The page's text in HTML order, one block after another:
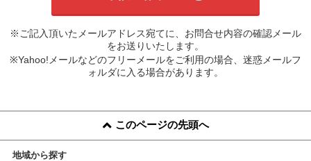
※ご記入頂いたメールアドレス宛てに、お問合せ内容の確認メール
をお送りいたします。
※Yahoo!メールなどのフリーメールをご利用の場合、迷惑メールフ
ォルダに入る場合があります。
このページの先頭へ
地域から探す